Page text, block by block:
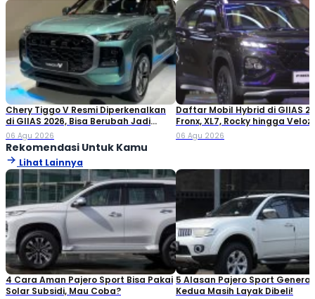
Chery Tiggo V Resmi Diperkenalkan
di GIIAS 2026, Bisa Berubah Jadi
Double Cabin
06 Agu 2026
Daftar Mobil Hybrid di GIIAS
Fronx, XL7, Rocky hingga Veloz!
06 Agu 2026
Rekomendasi Untuk Kamu
Lihat Lainnya
4 Cara Aman Pajero Sport Bisa Pakai
Solar Subsidi, Mau Coba?
5 Alasan Pajero Sport
Kedua Masih Layak Dibeli!